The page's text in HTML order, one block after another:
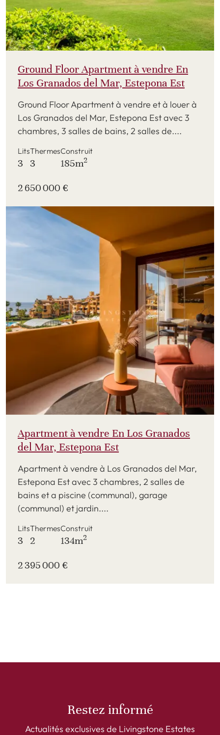
Ground Floor Apartment à vendre En
Los Granados del Mar, Estepona Est
Ground Floor Apartment à vendre et à louer à
Los Granados del Mar, Estepona Est avec 3
chambres, 3 salles de bains, 2 salles de....
Lits
3
Thermes
3
Construit
185m2
2 650 000 €
Apartment à vendre En Los Granados
del Mar, Estepona Est
Apartment à vendre à Los Granados del Mar,
Estepona Est avec 3 chambres, 2 salles de
bains et a piscine (communal), garage
(communal) et jardin....
Lits
3
Thermes
2
Construit
134m2
2 395 000 €
Restez informé
Actualités exclusives de Livingstone Estates